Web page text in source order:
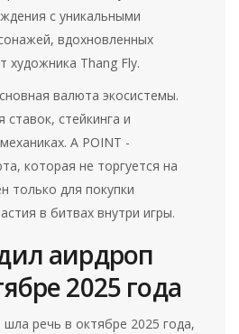
с уникальными
вдохновленных
художника Thang Fly.
валюта экосистемы.
ставок, стейкинга и
А POINT -
которая не торгуется на
только для покупки
в битвах внутри игры.
аирдроп
2025 года
речь в октябре 2025 года,